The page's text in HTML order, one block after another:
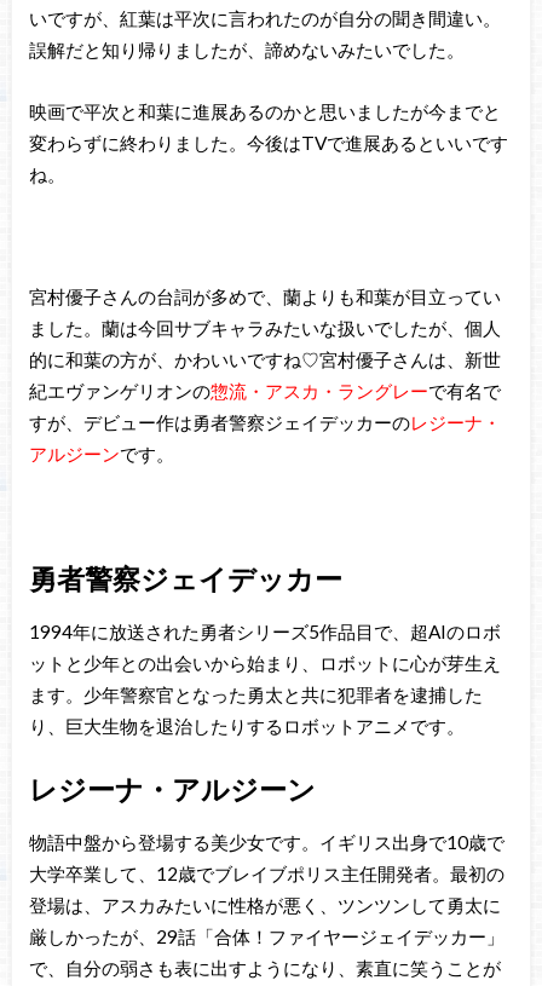
いですが、紅葉は平次に言われたのが自分の聞き間違い。
誤解だと知り帰りましたが、諦めないみたいでした。
映画で平次と和葉に進展あるのかと思いましたが今までと
変わらずに終わりました。今後はTVで進展あるといいです
ね。
宮村優子さんの台詞が多めで、蘭よりも和葉が目立ってい
ました。蘭は今回サブキャラみたいな扱いでしたが、個人
的に和葉の方が、かわいいですね♡宮村優子さんは、新世
紀エヴァンゲリオンの惣流・アスカ・ラングレーで有名で
すが、デビュー作は勇者警察ジェイデッカーのレジーナ・
アルジーンです。
勇者警察ジェイデッカー
1994年に放送された勇者シリーズ5作品目で、超AIのロボ
ットと少年との出会いから始まり、ロボットに心が芽生え
ます。少年警察官となった勇太と共に犯罪者を逮捕した
り、巨大生物を退治したりするロボットアニメです。
レジーナ・アルジーン
物語中盤から登場する美少女です。イギリス出身で10歳で
大学卒業して、12歳でブレイブポリス主任開発者。最初の
登場は、アスカみたいに性格が悪く、ツンツンして勇太に
厳しかったが、29話「合体！ファイヤージェイデッカー」
で、自分の弱さも表に出すようになり、素直に笑うことが